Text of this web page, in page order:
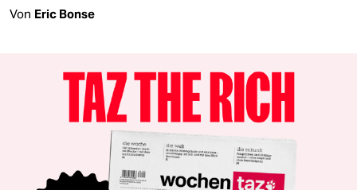
Von Eric Bonse